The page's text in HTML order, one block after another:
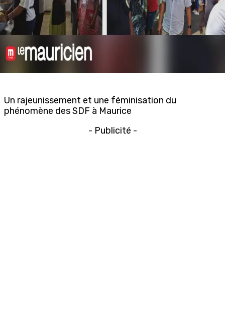
Un rajeunissement et une féminisation du
phénomène des SDF à Maurice
- Publicité -